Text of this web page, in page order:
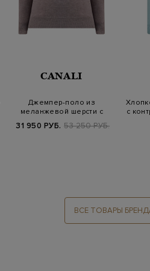
CANALI
Джемпер-поло из
меланжевой шерсти с
31 950 РУБ. 53 250 РУБ.
с
ВСЕ ТОВАРЫ